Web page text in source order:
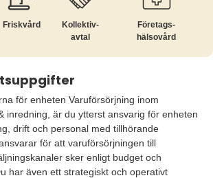
Friskvård
Kollektiv­
avtal
Företags­
hälsovård
för enheten Varuförsörjning inom
inredning, är du ytterst ansvarig för enheten
drift och personal med tillhörande
för att varuförsörjningen till
sker enligt budget och
har även ett strategiskt och operativt